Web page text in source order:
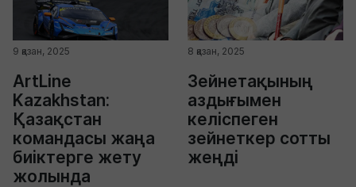
9 қазан, 2025
ArtLine
Kazakhstan:
Қазақстан
командасы жаңа
биіктерге жету
жолында
8 қазан, 2025
Зейнетақының
аздығымен
келіспеген
зейнеткер сотты
жеңді